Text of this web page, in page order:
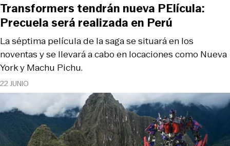
22 JUNIO
La séptima película de la saga se situará en los
noventas y se llevará a cabo en locaciones como Nueva
York y Machu Pichu.
Transformers tendrán nueva PElícula:
Precuela será realizada en Perú